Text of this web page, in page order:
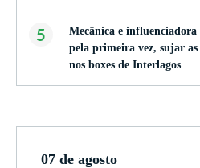
5
Mecânica e influenciadora
pela primeira vez, sujar
nos boxes de Interlagos
07 de agosto